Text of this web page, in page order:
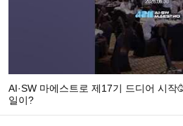
AI·SW 마에스트로 제17기 드디어 시작
일이?